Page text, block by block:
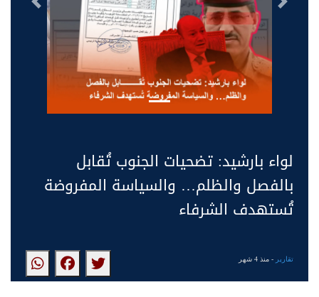
التالى السابق
لواء بارشيد: تضحيات الجنوب تُقابل
بالفصل والظلم… والسياسة المفروضة
تُستهدف الشرفاء
تقارير - منذ 4 شهر